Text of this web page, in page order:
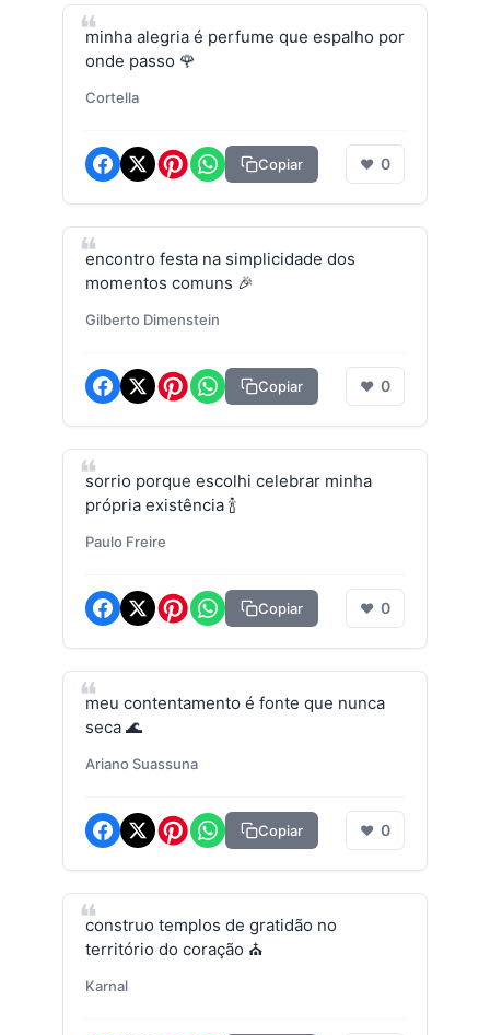
minha alegria é perfume que espalho por
onde passo 🌹
Cortella
Copiar ❤ 0
encontro festa na simplicidade dos
momentos comuns 🎉
Gilberto Dimenstein
Copiar ❤ 0
sorrio porque escolhi celebrar minha
própria existência 🍾
Paulo Freire
Copiar ❤ 0
meu contentamento é fonte que nunca
seca 🌊
Ariano Suassuna
Copiar ❤ 0
construo templos de gratidão no
território do coração ⛪
Karnal